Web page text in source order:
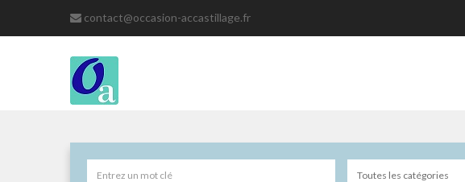
contact@occasion-accastillage.fr